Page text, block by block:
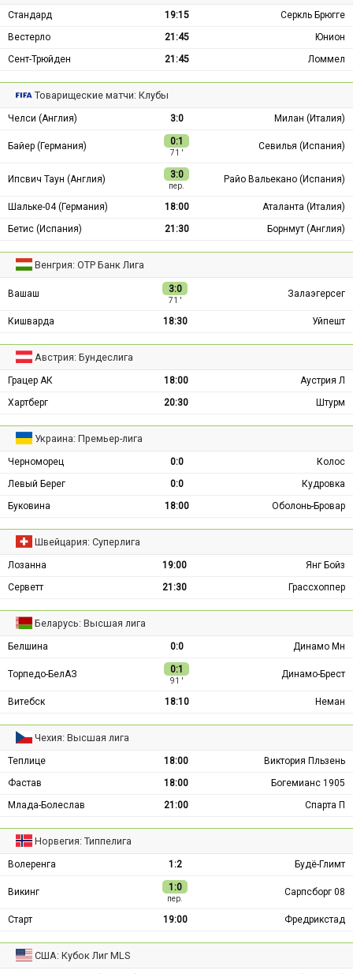
Стандард 19:15
Серкль Брюгге
Вестерло
21:45
Юнион
Сент-Трюйден
21:45 Ломмел
Товарищеские матчи: Клубы
Челси (Англия) 3:0 Милан (Италия)
Байер (Германия) 0:1
71 ′
Севилья (Испания)
Ипсвич Таун (Англия) 3:0
пер.
Райо Вальекано (Испания)
Шальке-04 (Германия) 18:00
Аталанта (Италия)
Бетис (Испания)
21:30 Борнмут (Англия)
Венгрия: ОТР Банк Лига
Вашаш 3:0
71 ′
Залаэгерсег
Кишварда 18:30 Уйпешт
Австрия: Бундеслига
Грацер АК 18:00
Аустрия Л
Хартберг
20:30 Штурм
Украина: Премьер-лига
Черноморец 0:0
Колос
Левый Берег
0:0
Кудровка
Буковина
18:00 Оболонь-Бровар
Швейцария: Суперлига
Лозанна 19:00
Янг Бойз
Серветт
21:30 Грассхоппер
Беларусь: Высшая лига
Белшина 0:0 Динамо Мн
Торпедо-БелАЗ 0:1
91 ′
Динамо-Брест
Витебск 18:10 Неман
Чехия: Высшая лига
Теплице 18:00
Виктория Пльзень
Фастав
18:00
Богемианс 1905
Млада-Болеслав
21:00 Спарта П
Норвегия: Типпелига
Волеренга 1:2 Будё-Глимт
Викинг 1:0
пер.
Сарпсборг 08
Старт 19:00 Фредрикстад
США: Кубок Лиг MLS